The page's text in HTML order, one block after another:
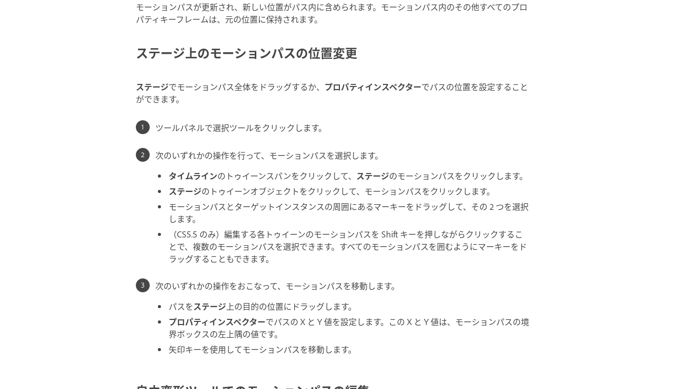
モーションパスが更新され、新しい位置がパス内に含められます。モーションパス内のその他すべてのプロ
パティキーフレームは、元の位置に保持されます。
ステージ上のモーションパスの位置変更
ステージでモーションパス全体をドラッグするか、 プロパティインスペクターでパスの位置を設定すること
ができます。
ツールパネルで選択ツールをクリックします。
次のいずれかの操作を行って、モーションパスを選択します。
タイムラインのトゥイーンスパンをクリックして、 ステージのモーションパスをクリックします。
ステージのトゥイーンオブジェクトをクリックして、モーションパスをクリックします。
モーションパスとターゲットインスタンスの周囲にあるマーキーをドラッグして、その 2 つを選択
します。
（CS5.5 のみ）編集する各トゥイーンのモーションパスを Shift キーを押しながらクリックするこ
とで、複数のモーションパスを選択できます。すべてのモーションパスを囲むようにマーキーをド
ラッグすることもできます。
次のいずれかの操作をおこなって、モーションパスを移動します。
パスをステージ上の目的の位置にドラッグします。
プロパティインスペクターでパスの X と Y 値を設定します。この X と Y 値は、モーションパスの境
界ボックスの左上隅の値です。
矢印キーを使用してモーションパスを移動します。